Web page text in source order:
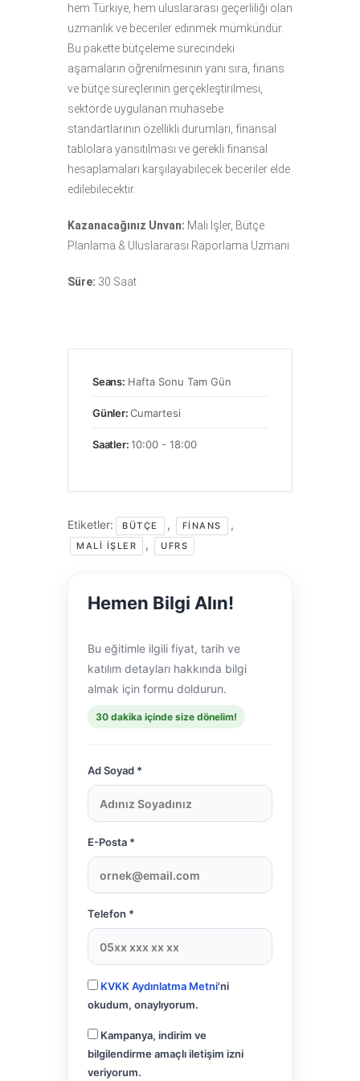
hem Türkiye, hem uluslararası geçerliliği olan
uzmanlık ve beceriler edinmek mümkündür.
Bu pakette bütçeleme sürecindeki
aşamaların öğrenilmesinin yanı sıra, finans
ve bütçe süreçlerinin gerçekleştirilmesi,
sektörde uygulanan muhasebe
standartlarının özellikli durumları, finansal
tablolara yansıtılması ve gerekli finansal
hesaplamaları karşılayabilecek beceriler elde
edilebilecektir.
Kazanacağınız Unvan: Mali İşler, Bütçe
Planlama & Uluslararası Raporlama Uzmanı
Süre: 30 Saat
Seans: Hafta Sonu Tam Gün
Günler:Cumartesi
Saatler:10:00 - 18:00
Etiketler: BÜTÇE , FINANS ,
MALI IŞLER , UFRS
Hemen Bilgi Alın!
Bu eğitimle ilgili fiyat, tarih ve
katılım detayları hakkında bilgi
almak için formu doldurun.
30 dakika içinde size dönelim!
Ad Soyad *
E-Posta *
Telefon *
KVKK Aydınlatma Metni'ni
okudum, onaylıyorum.
Kampanya, indirim ve
bilgilendirme amaçlı iletişim izni
veriyorum.